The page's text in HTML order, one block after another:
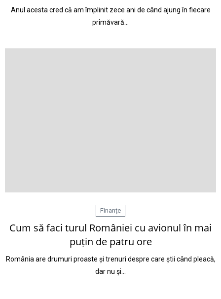
Anul acesta cred că am împlinit zece ani de când ajung în fiecare
primăvară…
Finanțe
Cum să faci turul României cu avionul în mai
puțin de patru ore
România are drumuri proaste și trenuri despre care știi când pleacă,
dar nu și…